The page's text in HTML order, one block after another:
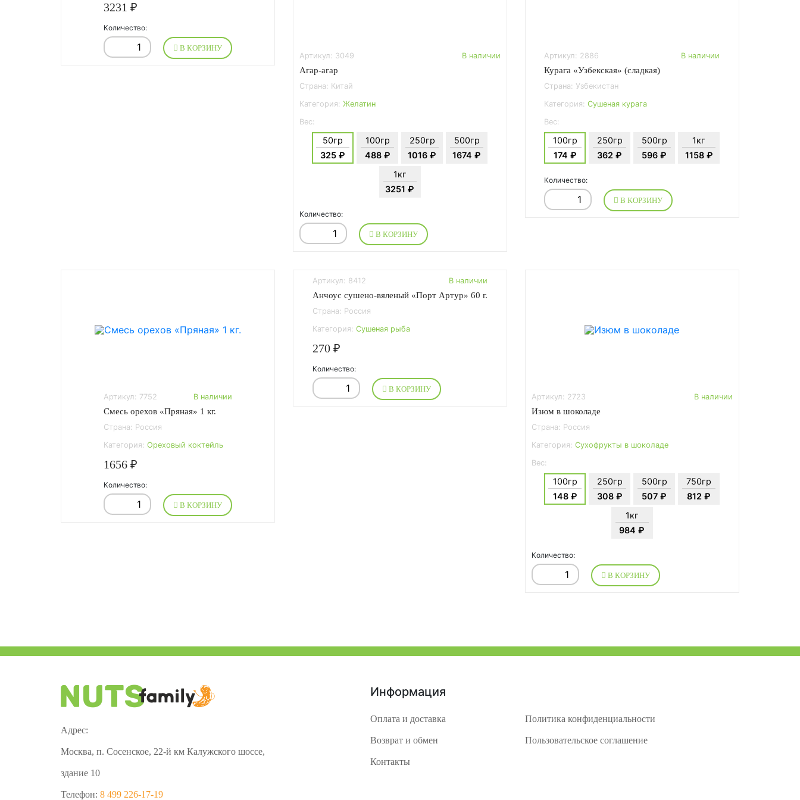
3231 ₽
Количество:
В КОРЗИНУ
Артикул: 3049
В наличии
Агар-агар
Страна: Китай
Категория: Желатин
Вес:
50гр
325 ₽
100гр
488 ₽
250гр
1016 ₽
500гр
1674 ₽
1кг
3251 ₽
Количество:
В КОРЗИНУ
Артикул: 2886 В наличии
Курага «Узбекская» (сладкая)
Страна: Узбекистан
Категория:Сушеная курага
Вес:
100гр
174 ₽
250гр
362 ₽
500гр
596 ₽
1кг
1158 ₽
Количество:
В КОРЗИНУ
Артикул: 7752 В наличии
Смесь орехов «Пряная» 1 кг.
Страна: Россия
Категория: Ореховый коктейль
1656 ₽
Количество:
В КОРЗИНУ
Артикул: 8412 В наличии
Анчоус сушено-вяленый «Порт Артур» 60 г.
Страна: Россия
Категория: Сушеная рыба
270 ₽
Количество:
В КОРЗИНУ
Артикул: 2723
В наличии
Изюм в шоколаде
Страна: Россия
Категория: Сухофрукты в шоколаде
Вес:
100гр
148 ₽
250гр
308 ₽
500гр
507 ₽
750гр
812 ₽
1кг
984 ₽
Количество:
В КОРЗИНУ
Адрес:
Москва, п. Сосенское, 22-й км Калужского шоссе,
здание 10
Телефон: 8 499 226-17-19
Информация
Оплата и доставка
Возврат и обмен
Контакты
Политика конфиденциальности
Пользовательское соглашение